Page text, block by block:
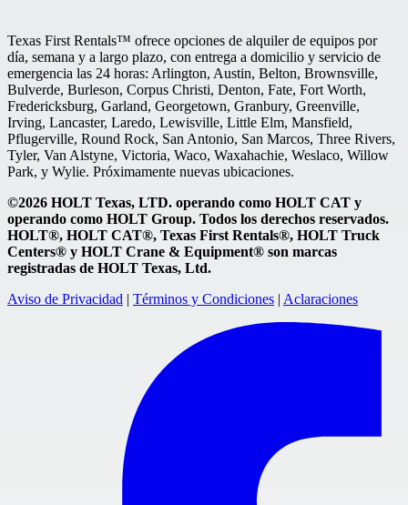
Texas First Rentals™ ofrece opciones de alquiler de equipos por
día, semana y a largo plazo, con entrega a domicilio y servicio de
emergencia las 24 horas: Arlington, Austin, Belton, Brownsville,
Bulverde, Burleson, Corpus Christi, Denton, Fate, Fort Worth,
Fredericksburg, Garland, Georgetown, Granbury, Greenville,
Irving, Lancaster, Laredo, Lewisville, Little Elm, Mansfield,
Pflugerville, Round Rock, San Antonio, San Marcos, Three Rivers,
Tyler, Van Alstyne, Victoria, Waco, Waxahachie, Weslaco, Willow
Park, y Wylie. Próximamente nuevas ubicaciones.
©2026 HOLT Texas, LTD. operando como HOLT CAT y
operando como HOLT Group. Todos los derechos reservados.
HOLT®, HOLT CAT®, Texas First Rentals®, HOLT Truck
Centers® y HOLT Crane & Equipment® son marcas
registradas de HOLT Texas, Ltd.
Aviso de Privacidad | Términos y Condiciones | Aclaraciones